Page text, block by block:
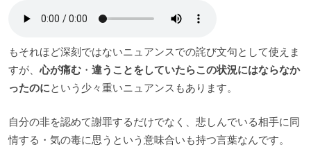
もそれほど深刻ではないニュアンスでの詫び文句として使えま
すが、心が痛む・ 違うことをしていたらこの状況にはならなか
ったのにという少々重いニュアンスもあります。
自分の非を認めて謝罪するだけでなく、悲しんでいる相手に同
情する・気の毒に思うという意味合いも持つ言葉なんです。